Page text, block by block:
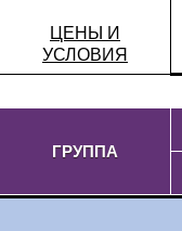
ЦЕНЫ И
УСЛОВИЯ
ГРУППА